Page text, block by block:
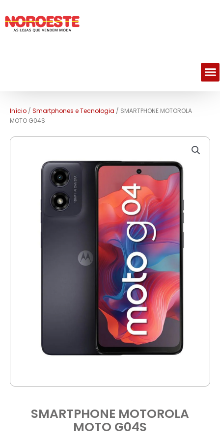
Início / Smartphones e Tecnologia / SMARTPHONE MOTOROLA
MOTO G04S
SMARTPHONE MOTOROLA
MOTO G04S